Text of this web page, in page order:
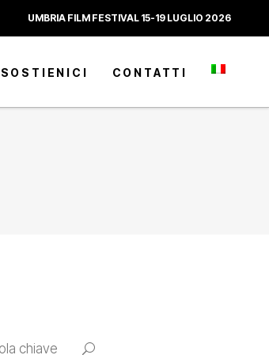
UMBRIA FILM FESTIVAL 15-19 LUGLIO 2026
SOSTIENICI CONTATTI